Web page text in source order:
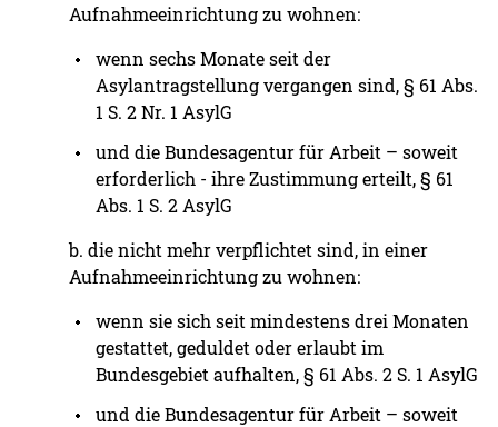
Aufnahmeeinrichtung zu wohnen:
wenn sechs Monate seit der
Asylantragstellung vergangen sind, § 61 Abs.
1 S. 2 Nr. 1 AsylG
und die Bundesagentur für Arbeit – soweit
erforderlich - ihre Zustimmung erteilt, § 61
Abs. 1 S. 2 AsylG
b. die nicht mehr verpflichtet sind, in einer
Aufnahmeeinrichtung zu wohnen:
wenn sie sich seit mindestens drei Monaten
gestattet, geduldet oder erlaubt im
Bundesgebiet aufhalten, § 61 Abs. 2 S. 1 AsylG
und die Bundesagentur für Arbeit – soweit